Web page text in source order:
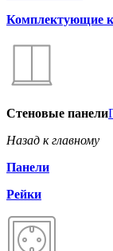
Комплектующие
Стеновые панели
Назад к главному
Панели
Рейки